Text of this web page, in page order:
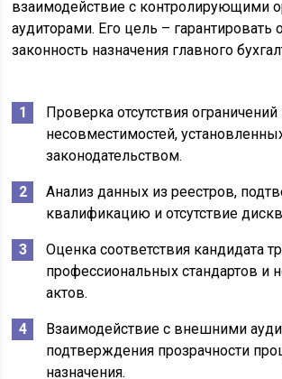
взаимодействие с контролирующими
аудиторами. Его цель – гарантировать
законность назначения главного
Проверка отсутствия ограничений
несовместимостей,
законодательством.
Анализ данных из реестров,
квалификацию и отсутствие
Оценка соответствия кандидата
профессиональных стандартов и
актов.
Взаимодействие с внешними
подтверждения прозрачности
назначения.